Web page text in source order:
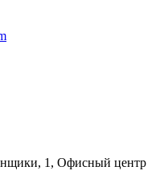
1, Офисный центр